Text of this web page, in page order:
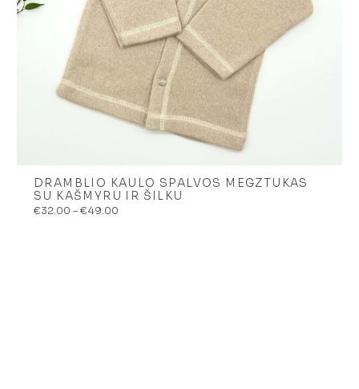
DRAMBLIO KAULO SPALVOS MEGZTUKAS
SU KAŠMYRU IR ŠILKU
€32.00 –€49.00